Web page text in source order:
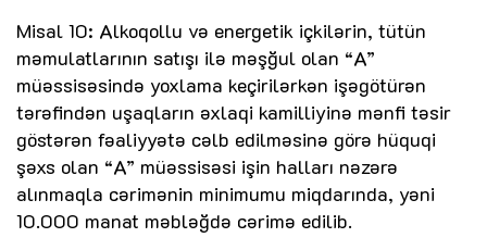
Misal 10: Alkoqollu və energetik içkilərin, tütün
məmulatlarının satışı ilə məşğul olan “A”
müəssisəsində yoxlama keçirilərkən işəgötürən
tərəfindən uşaqların əxlaqi kamilliyinə mənfi təsir
göstərən fəaliyyətə cəlb edilməsinə görə hüquqi
şəxs olan “A” müəssisəsi işin halları nəzərə
alınmaqla cərimənin minimumu miqdarında, yəni
10.000 manat məbləğdə cərimə edilib.